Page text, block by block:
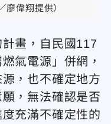
廖偉翔提供）
畫，自民國117
氣電源」併網，
，也不確定地方
，無法確認是否
充滿不確定性的